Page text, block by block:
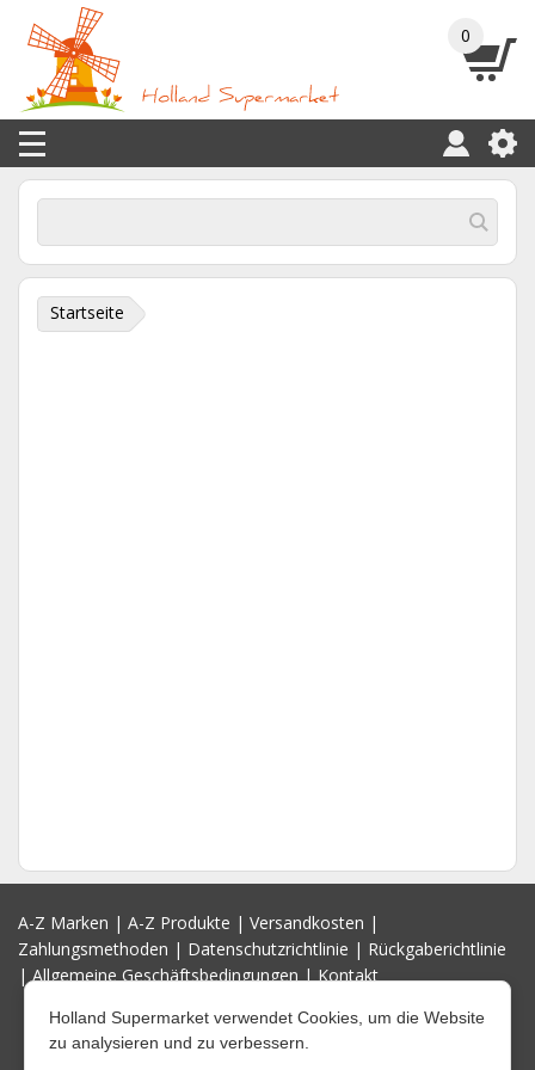
0
Startseite
A-Z Marken | A-Z Produkte | Versandkosten |
Zahlungsmethoden | Datenschutzrichtlinie | Rückgaberichtlinie
|Allgemeine Geschäftsbedingungen|Kontakt
Holland Supermarket verwendet Cookies, um die Website
zu analysieren und zu verbessern.